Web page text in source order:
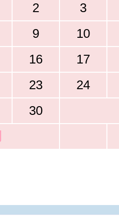
2
3
9
10
16
17
23
24
30